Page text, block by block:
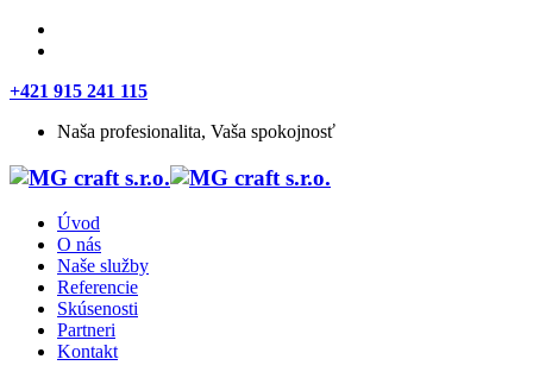
+421 915 241 115
Naša profesionalita, Vaša spokojnosť
Úvod
O nás
Naše služby
Referencie
Skúsenosti
Partneri
Kontakt